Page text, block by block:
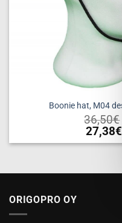
Boonie hat, M04
36,50€
27,38€
This
has
ORIGOPRO OY